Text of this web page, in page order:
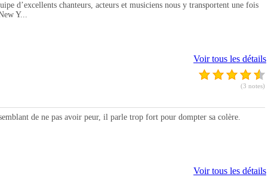
d’excellents chanteurs, acteurs et musiciens nous y transportent une fois
Y...
Voir tous les détails
(3 notes)
de ne pas avoir peur, il parle trop fort pour dompter sa colère.
Voir tous les détails